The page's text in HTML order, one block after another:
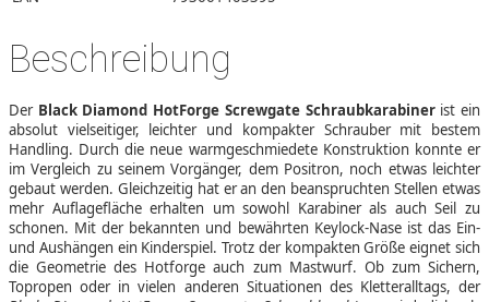
Beschreibung
Der Black Diamond HotForge Screwgate Schraubkarabinerist ein
absolut vielseitiger, leichter und kompakter Schrauber mit bestem
Handling. Durch die neue warmgeschmiedete Konstruktion konnte er
im Vergleich zu seinem Vorgänger, dem Positron, noch etwas leichter
gebaut werden. Gleichzeitig hat er an den beanspruchten Stellen etwas
mehr Auflagefläche erhalten um sowohl Karabiner als auch Seil zu
schonen. Mit der bekannten und bewährten Keylock-Nase ist das Ein-
und Aushängen ein Kinderspiel. Trotz der kompakten Größe eignet sich
die Geometrie des Hotforge auch zum Mastwurf. Ob zum Sichern,
Topropen oder in vielen anderen Situationen des Kletteralltags, der